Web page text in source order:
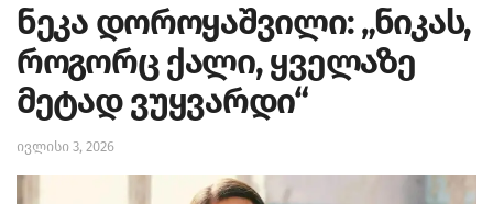
ნეკა დოროყაშვილი: „ნიკას,
როგორც ქალი, ყველაზე
მეტად ვუყვარდი“
ივლისი 3, 2026